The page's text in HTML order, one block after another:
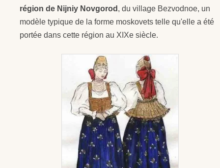
région de Nijniy Novgorod , du village Bezvodnoe, un
modèle typique de la forme moskovets telle qu'elle a été
portée dans cette région au XIXe siècle.